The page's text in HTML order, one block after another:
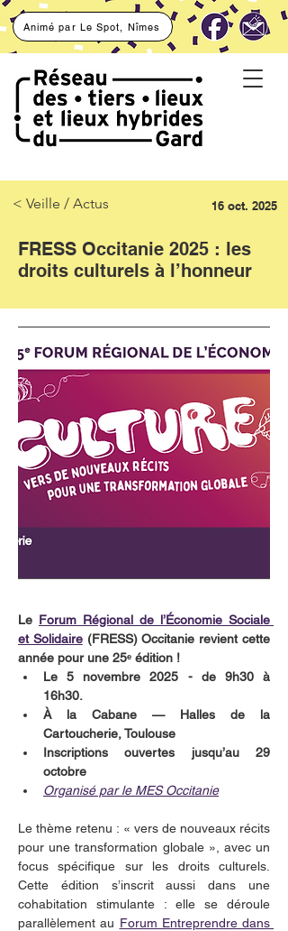
Animé par Le Spot, Nîmes
< Veille / Actus 16 oct. 2025
FRESS Occitanie 2025 : les
droits culturels à l’honneur
Le Forum Régional de l’Économie Sociale
et Solidaire (FRESS) Occitanie revient cette
année pour une 25ᵉ édition !
Le 5 novembre 2025 - de 9h30 à
16h30.
À la Cabane — Halles de la
Cartoucherie, Toulouse
Inscriptions ouvertes jusqu’au 29
octobre
Organisé par le MES Occitanie
Le thème retenu : « vers de nouveaux récits
pour une transformation globale », avec un
focus spécifique sur les droits culturels.
Cette édition s’inscrit aussi dans une
cohabitation stimulante : elle se déroule
parallèlement au Forum Entreprendre dans